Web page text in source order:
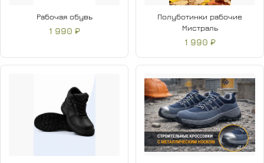
Рабочая обувь
1 990 ₽
Полуботинки рабочие
Мистраль
1 990 ₽